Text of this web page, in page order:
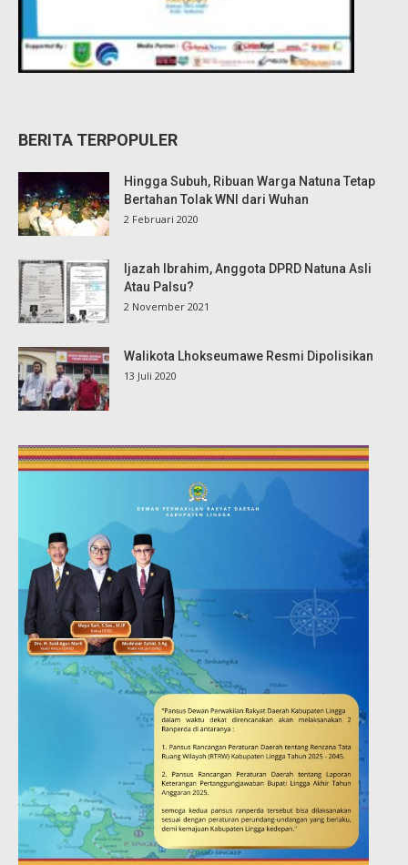
BERITA TERPOPULER
Hingga Subuh, Ribuan Warga Natuna Tetap
Bertahan Tolak WNI dari Wuhan
2 Februari 2020
Ijazah Ibrahim, Anggota DPRD Natuna Asli
Atau Palsu?
2 November 2021
Walikota Lhokseumawe Resmi Dipolisikan
13 Juli 2020